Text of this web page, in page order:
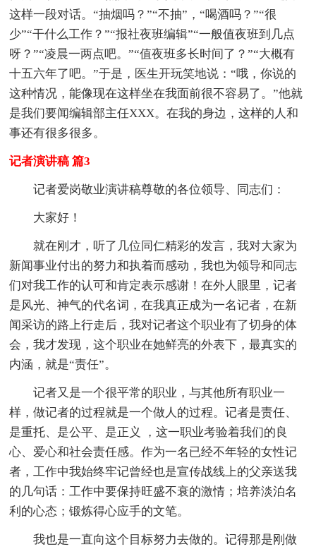
这样一段对话。“抽烟吗？”“不抽”，“喝酒吗？”“很
少”“干什么工作？”“报社夜班编辑”“一般值夜班到几点
呀？”“凌晨一两点吧。”“值夜班多长时间了？”“大概有
十五六年了吧。”于是，医生开玩笑地说：“哦，你说的
这种情况，能像现在这样坐在我面前很不容易了。”他就
是我们要闻编辑部主任XXX。在我的身边，这样的人和
事还有很多很多。
记者演讲稿 篇3
记者爱岗敬业演讲稿尊敬的各位领导、同志们：
大家好！
就在刚才，听了几位同仁精彩的发言，我对大家为
新闻事业付出的努力和执着而感动，我也为领导和同志
们对我工作的认可和肯定表示感谢！在外人眼里，记者
是风光、神气的代名词，在我真正成为一名记者，在新
闻采访的路上行走后，我对记者这个职业有了切身的体
会，我才发现，这个职业在她鲜亮的外表下，最真实的
内涵，就是“责任”。
记者又是一个很平常的职业，与其他所有职业一
样，做记者的过程就是一个做人的过程。记者是责任、
是重托、是公平、是正义 ，这一职业考验着我们的良
心、爱心和社会责任感。作为一名已经不年轻的女性记
者，工作中我始终牢记曾经也是宣传战线上的父亲送我
的几句话：工作中要保持旺盛不衰的激情；培养淡泊名
利的心态；锻炼得心应手的文笔。
我也是一直向这个目标努力去做的。记得那是刚做